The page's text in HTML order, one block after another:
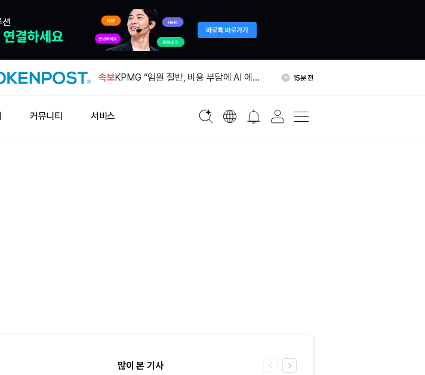
속보
바이낸스 알파, 8월 10일 DAppOS 에어
KPMG “임원 절반, 비용 부담에 AI 에이
15분 전
막…러프넥스, 채굴 중단 선언
커뮤니티 서비스
많이 본 기사